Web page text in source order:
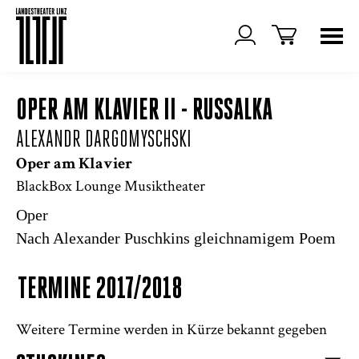
OPER AM KLAVIER II - RUSSALKA
ALEXANDR DARGOMYSCHSKI
Oper am Klavier
BlackBox Lounge Musiktheater
Oper
Nach Alexander Puschkins gleichnamigem Poem
TERMINE 2017/2018
Weitere Termine werden in Kürze bekannt gegeben